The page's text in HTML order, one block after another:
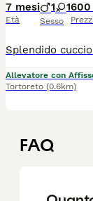
7 mesi
Età
1 1
Sesso
Allevatore con
Tortoreto (0.6km)
FAQ